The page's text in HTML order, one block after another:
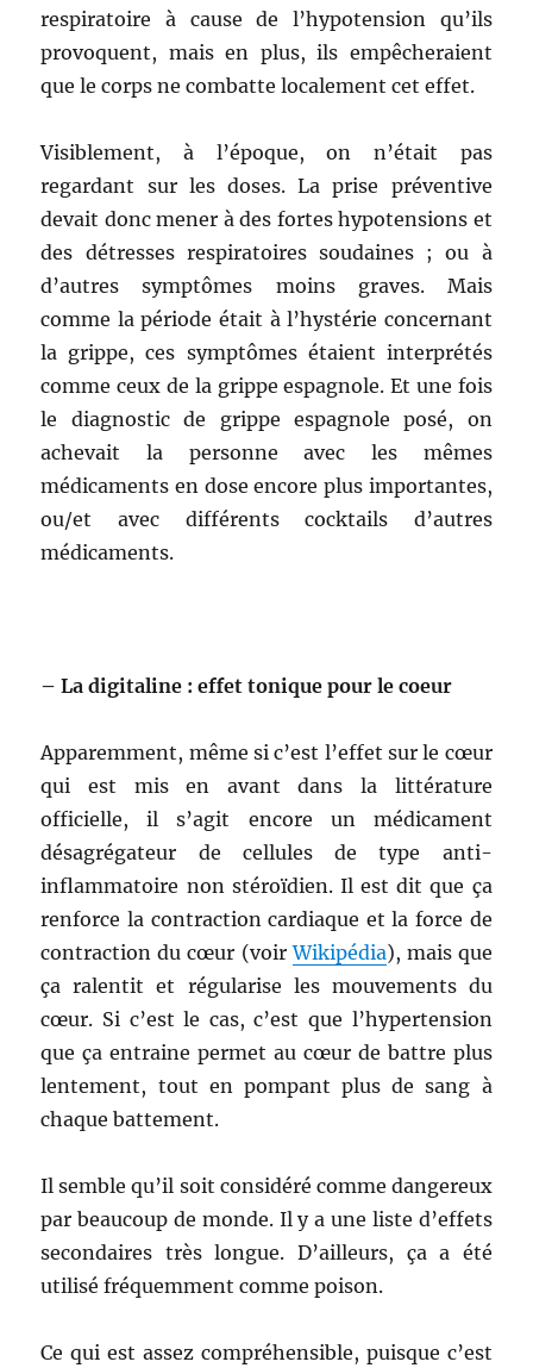
respiratoire à cause de l’hypotension qu’ils
provoquent, mais en plus, ils empêcheraient
que le corps ne combatte localement cet effet.
Visiblement, à l’époque, on n’était pas
regardant sur les doses. La prise préventive
devait donc mener à des fortes hypotensions et
des détresses respiratoires soudaines ; ou à
d’autres symptômes moins graves. Mais
comme la période était à l’hystérie concernant
la grippe, ces symptômes étaient interprétés
comme ceux de la grippe espagnole. Et une fois
le diagnostic de grippe espagnole posé, on
achevait la personne avec les mêmes
médicaments en dose encore plus importantes,
ou/et avec différents cocktails d’autres
médicaments.
– La digitaline : effet tonique pour le coeur
Apparemment, même si c’est l’effet sur le cœur
qui est mis en avant dans la littérature
officielle, il s’agit encore un médicament
désagrégateur de cellules de type anti-
inflammatoire non stéroïdien. Il est dit que ça
renforce la contraction cardiaque et la force de
contraction du cœur (voirWikipédia), mais que
ça ralentit et régularise les mouvements du
cœur. Si c’est le cas, c’est que l’hypertension
que ça entraine permet au cœur de battre plus
lentement, tout en pompant plus de sang à
chaque battement.
Il semble qu’il soit considéré comme dangereux
par beaucoup de monde. Il y a une liste d’effets
secondaires très longue. D’ailleurs, ça a été
utilisé fréquemment comme poison.
Ce qui est assez compréhensible, puisque c’est